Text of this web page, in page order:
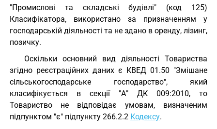
"Промислові та складські будівлі" (код 125)
Класифікатора, використано за призначенням у
господарській діяльності та не здано в оренду, лізинг,
позичку.
Оскільки основний вид діяльності Товариства
згідно реєстраційних даних є КВЕД 01.50 "Змішане
сільськогосподарське господарство", який
класифікується в секції "А" ДК 009:2010, то
Товариство не відповідає умовам, визначеним
підпунктом "є" підпункту 266.2.2 Кодексу.